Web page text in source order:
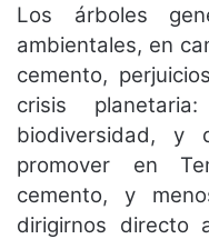
Los árboles
ambientales, en
cemento,
crisis
biodiversidad, y
promover en
cemento, y
dirigirnos directo